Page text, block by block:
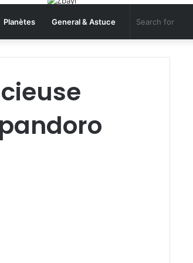
Planètes General & Astuce